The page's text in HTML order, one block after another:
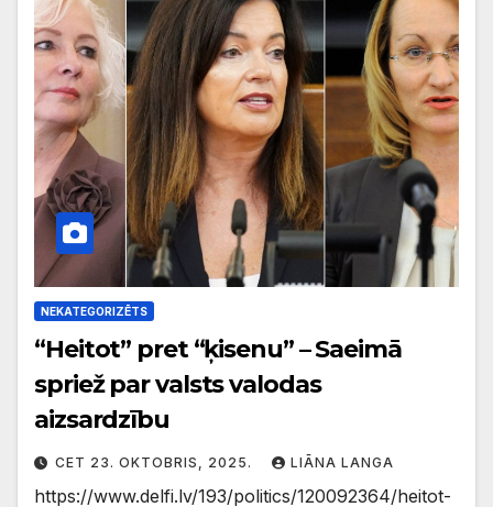
NEKATEGORIZĒTS
“Heitot” pret “ķisenu” – Saeimā
spriež par valsts valodas
aizsardzību
CET 23. OKTOBRIS, 2025. LIĀNA LANGA
https://www.delfi.lv/193/politics/120092364/heitot-